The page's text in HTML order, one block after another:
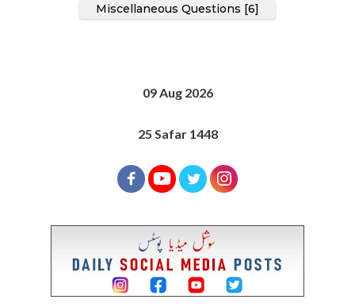
Miscellaneous Questions [6]
09 Aug 2026
25 Safar 1448